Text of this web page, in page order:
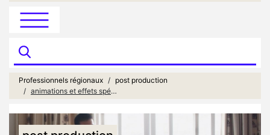
Professionnels régionaux
post production
animations et effets spéciaux